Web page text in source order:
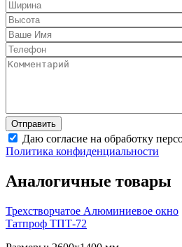
Даю согласие на обработку
Политика конфиденциальности
Аналогичные товары
Трехстворчатое Алюминиевое окно
Татпроф ТПТ-72